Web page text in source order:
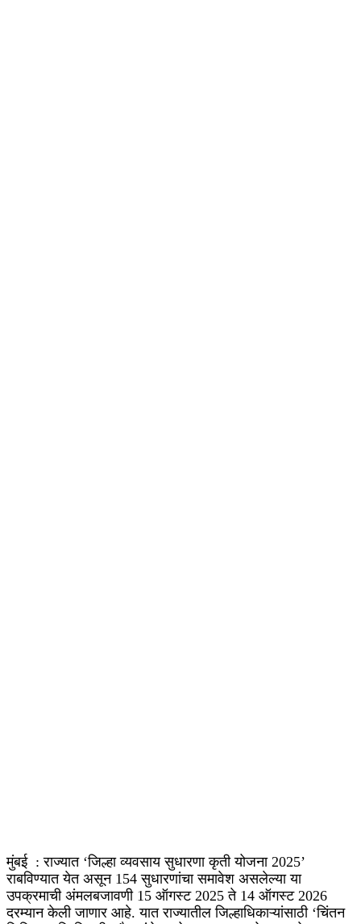
मुंबई : राज्यात ‘जिल्हा व्यवसाय सुधारणा कृती योजना 2025’
राबविण्यात येत असून 154 सुधारणांचा समावेश असलेल्या या
उपक्रमाची अंमलबजावणी 15 ऑगस्ट 2025 ते 14 ऑगस्ट 2026
दरम्यान केली जाणार आहे. यात राज्यातील जिल्हाधिकाऱ्यांसाठी ‘चिंतन